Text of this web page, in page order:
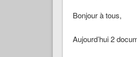
Bonjour à tous,
Aujourd’hui 2